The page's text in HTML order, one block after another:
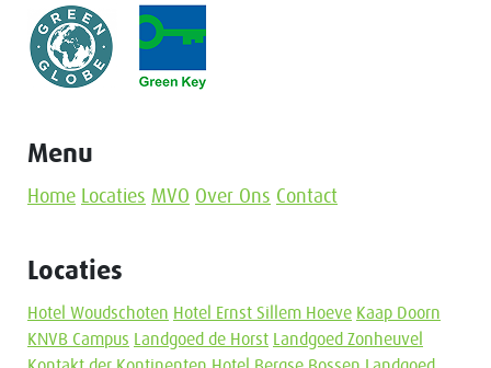
Menu
Home Locaties MVO Over Ons Contact
Locaties
Hotel Woudschoten Hotel Ernst Sillem Hoeve Kaap Doorn
KNVB Campus
Landgoed de Horst
Landgoed Zonheuvel